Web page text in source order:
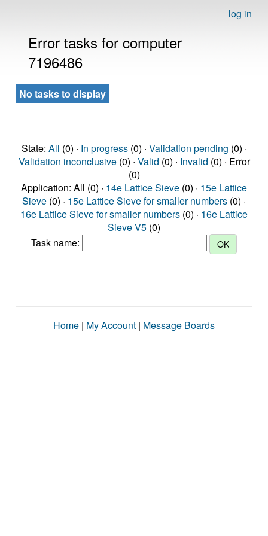
log in
Error tasks for computer
7196486
No tasks to display
State: All (0) · In progress(0) · Validation pending (0) ·
Validation inconclusive(0) · Valid (0) · Invalid (0) · Error
(0)
Application: All (0) · 14e Lattice Sieve (0) · 15e Lattice
Sieve (0) · 15e Lattice Sieve for smaller numbers (0) ·
16e Lattice Sieve for smaller numbers (0) · 16e Lattice
Sieve V5 (0)
Task name:
Home | My Account | Message Boards